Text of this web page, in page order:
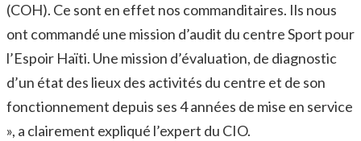
(COH). Ce sont en effet nos commanditaires. Ils nous
ont commandé une mission d’audit du centre Sport pour
l’Espoir Haïti. Une mission d’évaluation, de diagnostic
d’un état des lieux des activités du centre et de son
fonctionnement depuis ses 4 années de mise en service
», a clairement expliqué l’expert du CIO.